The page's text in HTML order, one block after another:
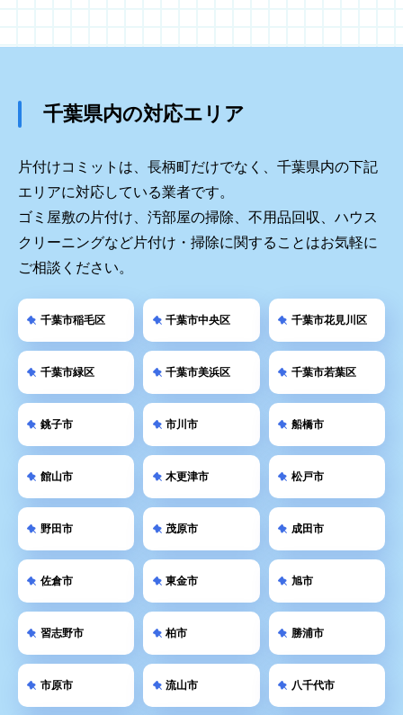
千葉県内の対応エリア
片付けコミットは、長柄町だけでなく、千葉県内の下記
エリアに対応している業者です。
ゴミ屋敷の片付け、汚部屋の掃除、不用品回収、ハウス
クリーニングなど片付け・掃除に関することはお気軽に
ご相談ください。
千葉市稲毛区 千葉市中央区 千葉市花見川区
千葉市緑区 千葉市美浜区 千葉市若葉区
銚子市 市川市 船橋市
館山市 木更津市 松戸市
野田市 茂原市 成田市
佐倉市 東金市 旭市
習志野市 柏市 勝浦市
市原市 流山市 八千代市